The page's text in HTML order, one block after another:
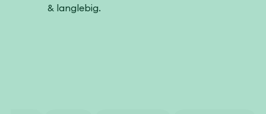
& langlebig.